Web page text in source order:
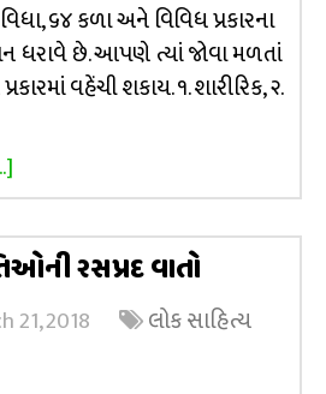
૬૪ કળા અને વિવિધ પ્રકારના
ધરાવે છે. આપણે ત્યાં જોવા મળતાં
વહેંચી શકાય. ૧. શારીરિક, ૨.
રસપ્રદ વાતો
21, 2018
લોક સાહિત્ય